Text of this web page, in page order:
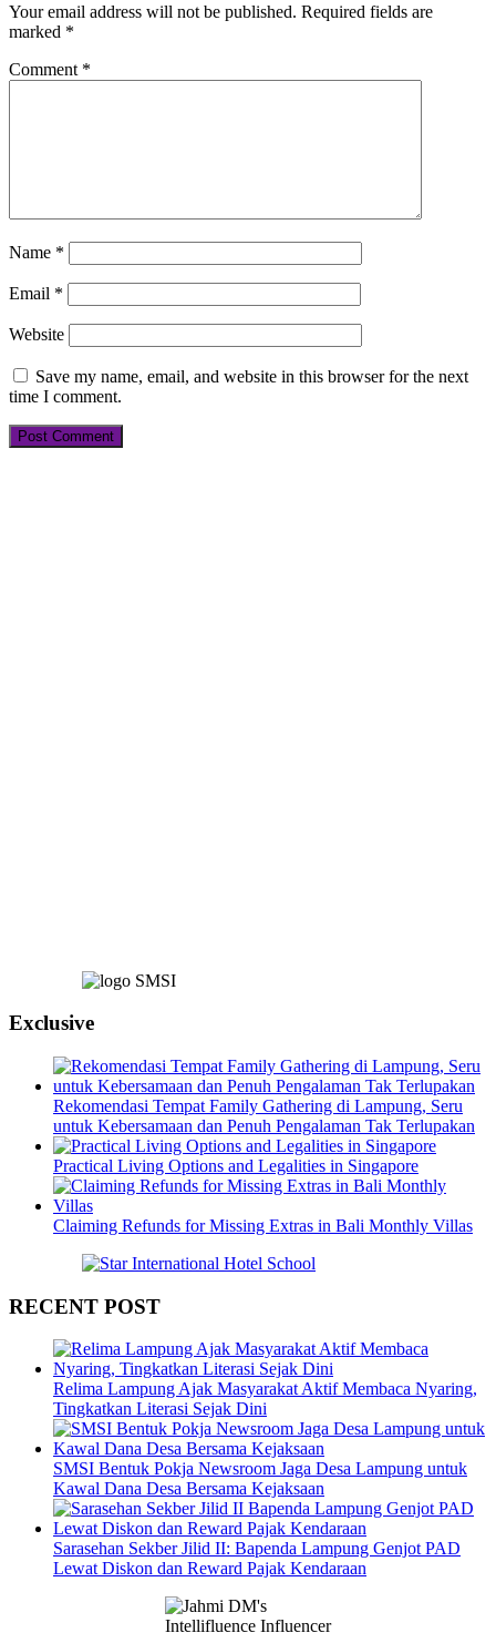
Your email address will not be published. Required fields are
marked *
Comment *
Name *
Email *
Website
Save my name, email, and website in this browser for the next
time I comment.
Exclusive
Rekomendasi Tempat Family Gathering di Lampung, Seru
untuk Kebersamaan dan Penuh Pengalaman Tak Terlupakan
Practical Living Options and Legalities in Singapore
Claiming Refunds for Missing Extras in Bali Monthly Villas
RECENT POST
Relima Lampung Ajak Masyarakat Aktif Membaca Nyaring,
Tingkatkan Literasi Sejak Dini
SMSI Bentuk Pokja Newsroom Jaga Desa Lampung untuk
Kawal Dana Desa Bersama Kejaksaan
Sarasehan Sekber Jilid II: Bapenda Lampung Genjot PAD
Lewat Diskon dan Reward Pajak Kendaraan